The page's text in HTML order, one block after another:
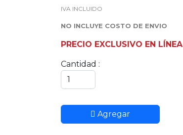
IVA INCLUIDO
NO INCLUYE COSTO DE ENVIO
PRECIO EXCLUSIVO EN LÍNEA
Cantidad :
Agregar